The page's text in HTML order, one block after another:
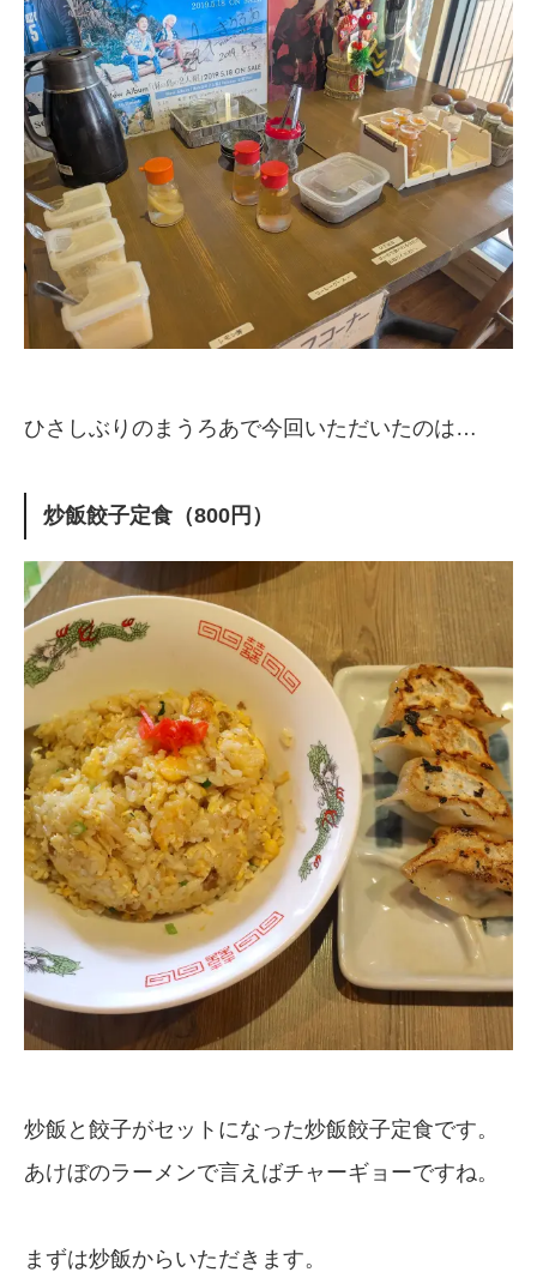
ひさしぶりのまうろあで今回いただいたのは…
炒飯餃子定食（800円）
炒飯と餃子がセットになった炒飯餃子定食です。
あけぼのラーメンで言えばチャーギョーですね。
まずは炒飯からいただきます。